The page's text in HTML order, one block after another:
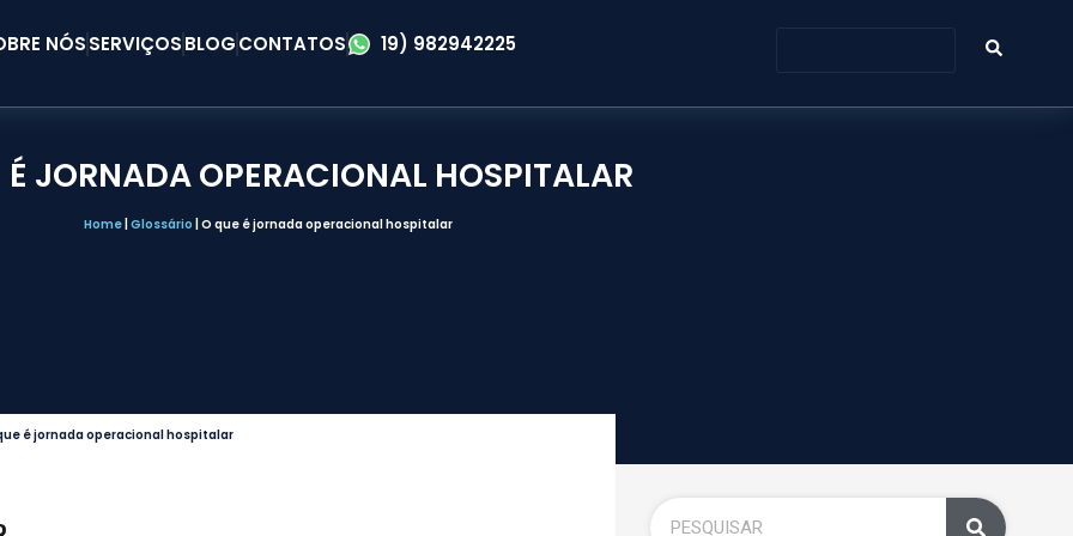
NÓSSERVIÇOSBLOGCONTATOS 19) 982942225
É JORNADA OPERACIONAL HOSPITALAR
Home Glossário O que é jornada operacional hospitalar
é jornada operacional hospitalar